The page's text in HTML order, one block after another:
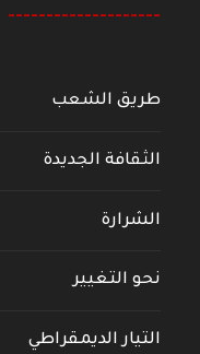
--------------------
طريق الشعب
الثقافة الجديدة
الشرارة
نحو التغيير
التيار الديمقراطي